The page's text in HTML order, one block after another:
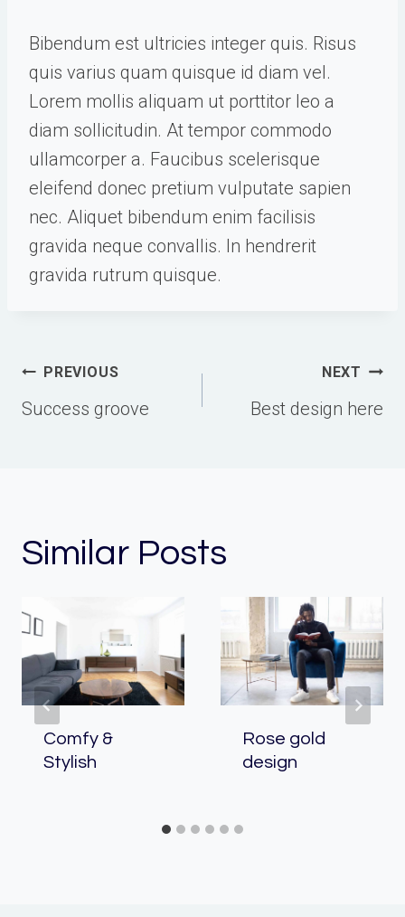
Bibendum est ultricies integer quis. Risus
quis varius quam quisque id diam vel.
Lorem mollis aliquam ut porttitor leo a
diam sollicitudin. At tempor commodo
ullamcorper a. Faucibus scelerisque
eleifend donec pretium vulputate sapien
nec. Aliquet bibendum enim facilisis
gravida neque convallis. In hendrerit
gravida rutrum quisque.
Post
navigation
PREVIOUS
Success groove
NEXT
Best design here
Similar Posts
Comfy &
Stylish
Rose gold
design